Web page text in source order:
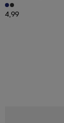
4,99